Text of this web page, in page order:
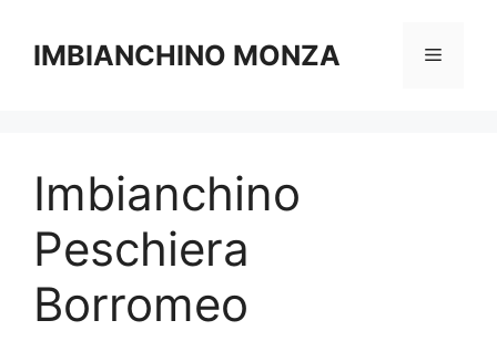
contenuto
IMBIANCHINO MONZA Menu
Imbianchino
Peschiera
Borromeo